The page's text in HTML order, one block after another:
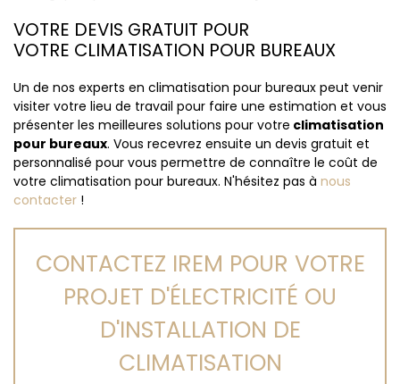
VOTRE DEVIS GRATUIT POUR
VOTRE CLIMATISATION POUR BUREAUX
Un de nos experts en climatisation pour bureaux peut venir
visiter votre lieu de travail pour faire une estimation et vous
présenter les meilleures solutions pour votre climatisation
pour bureaux. Vous recevrez ensuite un devis gratuit et
personnalisé pour vous permettre de connaître le coût de
votre climatisation pour bureaux. N'hésitez pas à nous
contacter !
CONTACTEZ IREM POUR VOTRE
PROJET D'ÉLECTRICITÉ OU
D'INSTALLATION DE
CLIMATISATION